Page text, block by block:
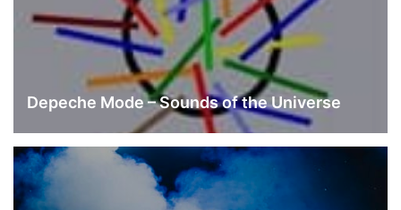
Depeche Mode – Sounds of the Universe